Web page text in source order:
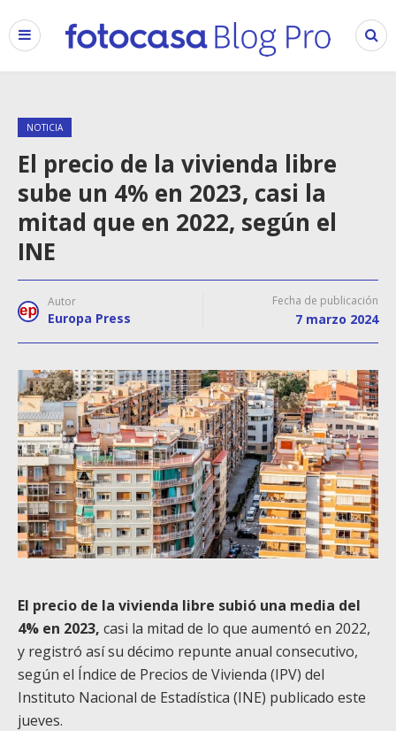
NOTICIA
El precio de la vivienda libre
sube un 4% en 2023, casi la
mitad que en 2022, según el
INE
Autor
Europa Press
Fecha de publicación
7 marzo 2024
El precio de la vivienda libre subió una media del
4% en 2023, casi la mitad de lo que aumentó en 2022,
y registró así su décimo repunte anual consecutivo,
según el Índice de Precios de Vivienda (IPV) del
Instituto Nacional de Estadística (INE) publicado este
jueves.